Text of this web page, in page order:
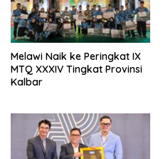
Melawi Naik ke Peringkat IX
MTQ XXXIV Tingkat Provinsi
Kalbar